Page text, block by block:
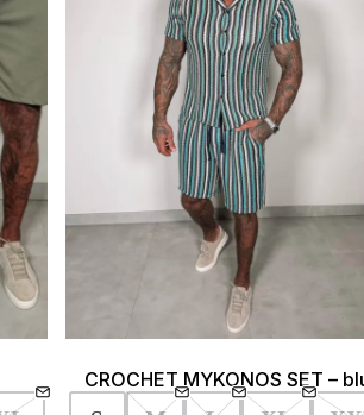
CROCHET MYKONOS SET –